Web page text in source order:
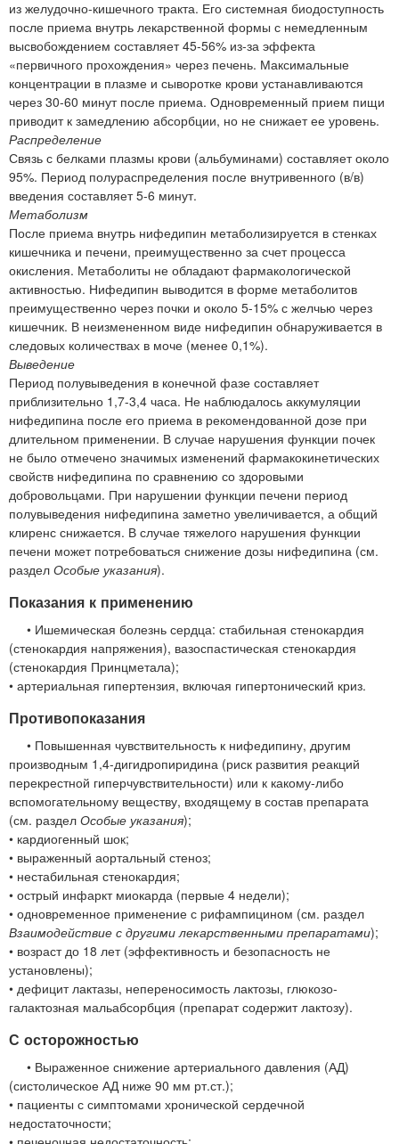
из желудочно-кишечного тракта. Его системная биодоступность
после приема внутрь лекарственной формы с немедленным
высвобождением составляет 45-56% из-за эффекта
«первичного прохождения» через печень. Максимальные
концентрации в плазме и сыворотке крови устанавливаются
через 30-60 минут после приема. Одновременный прием пищи
приводит к замедлению абсорбции, но не снижает ее уровень.
Распределение
Связь с белками плазмы крови (альбуминами) составляет около
95%. Период полураспределения после внутривенного (в/в)
введения составляет 5-6 минут.
Метаболизм
После приема внутрь нифедипин метаболизируется в стенках
кишечника и печени, преимущественно за счет процесса
окисления. Метаболиты не обладают фармакологической
активностью. Нифедипин выводится в форме метаболитов
преимущественно через почки и около 5-15% с желчью через
кишечник. В неизмененном виде нифедипин обнаруживается в
следовых количествах в моче (менее 0,1%).
Выведение
Период полувыведения в конечной фазе составляет
приблизительно 1,7-3,4 часа. Не наблюдалось аккумуляции
нифедипина после его приема в рекомендованной дозе при
длительном применении. В случае нарушения функции почек
не было отмечено значимых изменений фармакокинетических
свойств нифедипина по сравнению со здоровыми
добровольцами. При нарушении функции печени период
полувыведения нифедипина заметно увеличивается, а общий
клиренс снижается. В случае тяжелого нарушения функции
печени может потребоваться снижение дозы нифедипина (см.
раздел Особые указания).
Показания к применению
• Ишемическая болезнь сердца: стабильная стенокардия
(стенокардия напряжения), вазоспастическая стенокардия
(стенокардия Принцметала);
• артериальная гипертензия, включая гипертонический криз.
Противопоказания
• Повышенная чувствительность к нифедипину, другим
производным 1,4-дигидропиридина (риск развития реакций
перекрестной гиперчувствительности) или к какому-либо
вспомогательному веществу, входящему в состав препарата
(см. раздел Особые указания);
• кардиогенный шок;
• выраженный аортальный стеноз;
• нестабильная стенокардия;
• острый инфаркт миокарда (первые 4 недели);
• одновременное применение с рифампицином (см. раздел
Взаимодействие с другими лекарственными препаратами);
• возраст до 18 лет (эффективность и безопасность не
установлены);
• дефицит лактазы, непереносимость лактозы, глюкозо-
галактозная мальабсорбция (препарат содержит лактозу).
С осторожностью
• Выраженное снижение артериального давления (АД)
(систолическое АД ниже 90 мм рт.ст.);
• пациенты с симптомами хронической сердечной
недостаточности;